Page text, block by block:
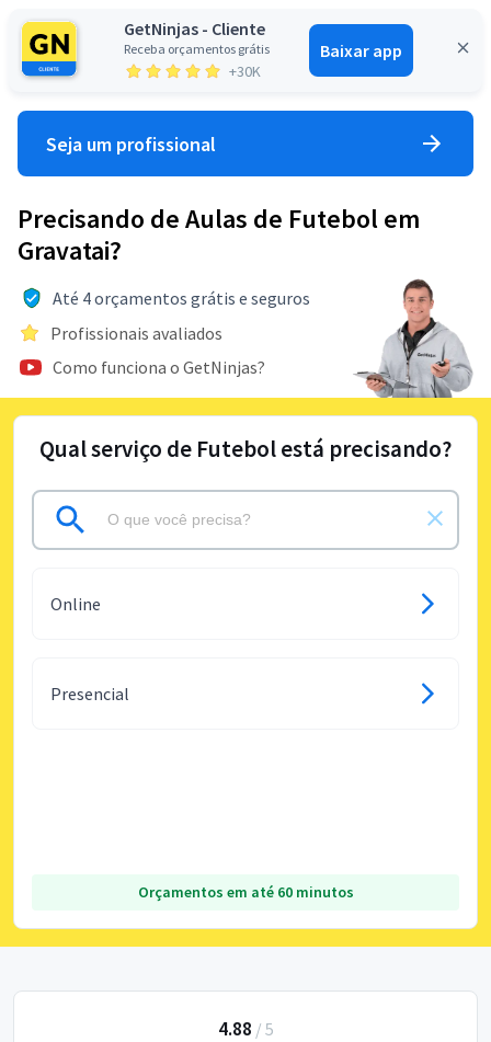
GetNinjas - Cliente
Receba orçamentos grátis
+30K
Baixar app
Entrar
Seja um profissional
Precisando de Aulas de Futebol em
Gravatai?
Até 4 orçamentos grátis e seguros
Profissionais avaliados
Como funciona o GetNinjas?
Qual serviço de Futebol está precisando?
Online
Presencial
Orçamentos em até 60 minutos
4.88 / 5